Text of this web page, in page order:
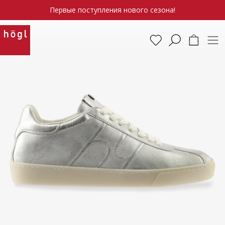
Первые поступления нового сезона!